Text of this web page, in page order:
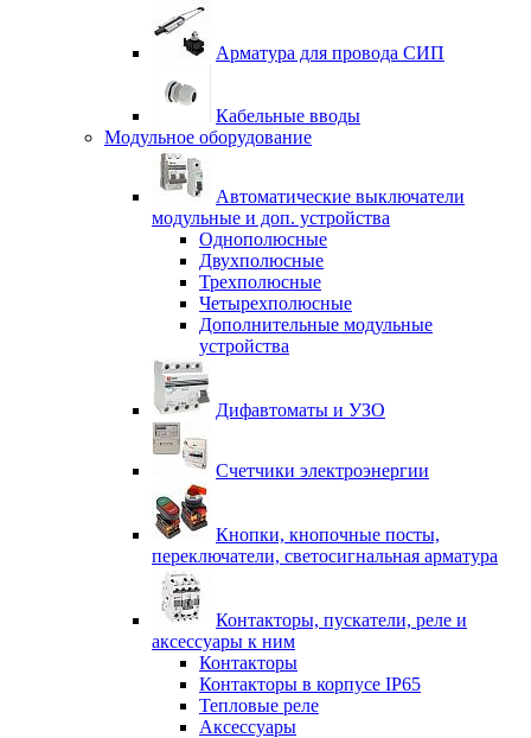
Арматура для провода СИП
Кабельные вводы
Модульное оборудование
Автоматические выключатели
модульные и доп. устройства
Однополюсные
Двухполюсные
Трехполюсные
Четырехполюсные
Дополнительные модульные
устройства
Дифавтоматы и УЗО
Счетчики электроэнергии
Кнопки, кнопочные посты,
переключатели, светосигнальная арматура
Контакторы, пускатели, реле и
аксессуары к ним
Контакторы
Контакторы в корпусе IP65
Тепловые реле
Аксессуары